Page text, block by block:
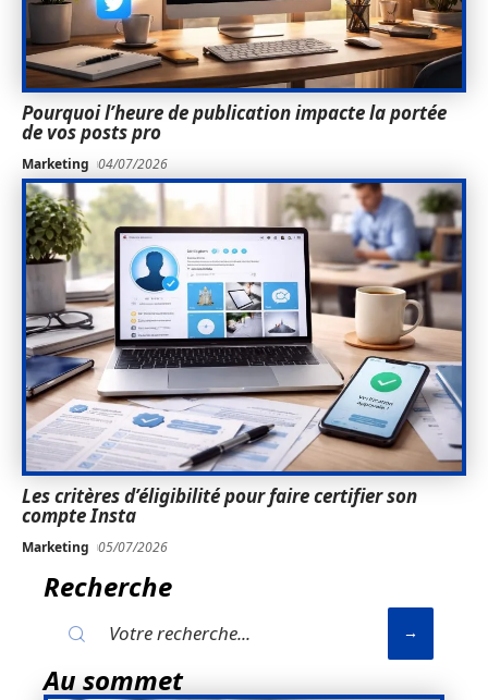
Pourquoi l’heure de publication impacte la portée
de vos posts pro
Marketing 04/07/2026
Les critères d’éligibilité pour faire certifier son
compte Insta
Marketing 05/07/2026
Recherche
Au sommet